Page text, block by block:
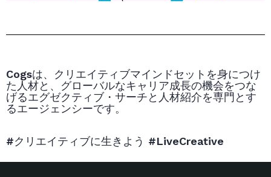
Cogsは、クリエイティブマインドセットを身につけ
た人材と、グローバルなキャリア成長の機会をつな
げるエグゼクティブ・サーチと人材紹介を専門とす
るエージェンシーです。
#クリエイティブに生きよう #LiveCreative